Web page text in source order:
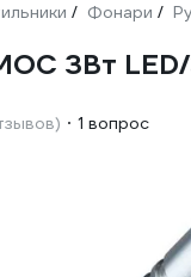
/ Фонари /
3Вт LED/
1 вопрос